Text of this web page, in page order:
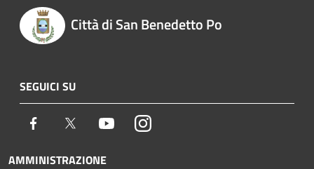
Città di San Benedetto Po
SEGUICI SU
Facebook Twitter YoutubeInstagram
AMMINISTRAZIONE